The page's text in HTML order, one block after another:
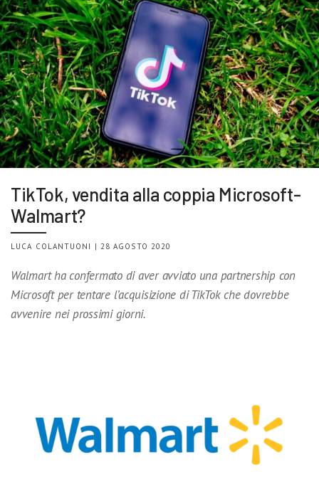
TikTok, vendita alla coppia Microsoft-
Walmart?
LUCA COLANTUONI | 28 AGOSTO 2020
Walmart ha confermato di aver avviato una partnership con
Microsoft per tentare l’acquisizione di TikTok che dovrebbe
avvenire nei prossimi giorni.